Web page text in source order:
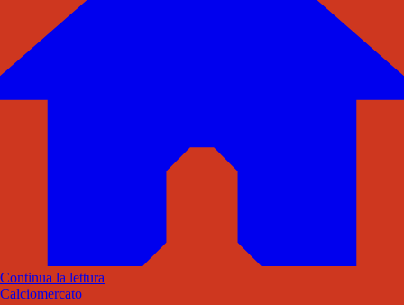
Continua la lettura
Calciomercato